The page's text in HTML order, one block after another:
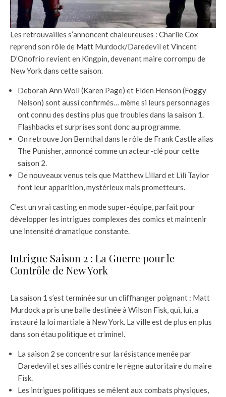
Les retrouvailles s’annoncent chaleureuses : Charlie Cox
reprend son rôle de Matt Murdock/Daredevil et Vincent
D’Onofrio revient en Kingpin, devenant maire corrompu de
New York dans cette saison.
Deborah Ann Woll (Karen Page) et Elden Henson (Foggy
Nelson) sont aussi confirmés… même si leurs personnages
ont connu des destins plus que troubles dans la saison 1.
Flashbacks et surprises sont donc au programme.
On retrouve Jon Bernthal dans le rôle de Frank Castle alias
The Punisher, annoncé comme un acteur-clé pour cette
saison 2.
De nouveaux venus tels que Matthew Lillard et Lili Taylor
font leur apparition, mystérieux mais prometteurs.
C’est un vrai casting en mode super-équipe, parfait pour
développer les intrigues complexes des comics et maintenir
une intensité dramatique constante.
Intrigue Saison 2 : La Guerre pour le
Contrôle de New York
La saison 1 s’est terminée sur un cliffhanger poignant : Matt
Murdock a pris une balle destinée à Wilson Fisk, qui, lui, a
instauré la loi martiale à New York. La ville est de plus en plus
dans son étau politique et criminel.
La saison 2 se concentre sur la résistance menée par
Daredevil et ses alliés contre le règne autoritaire du maire
Fisk.
Les intrigues politiques se mêlent aux combats physiques,